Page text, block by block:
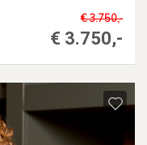
€ 3.750,-
€ 3.750,-